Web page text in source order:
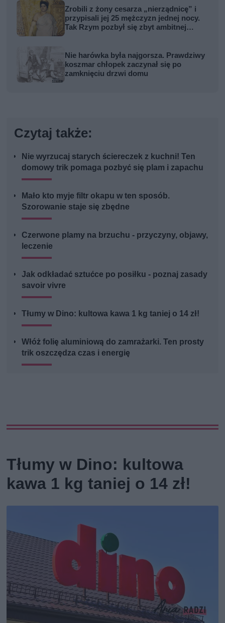
Zrobili z żony cesarza „nierządnicę” i
przypisali jej 25 mężczyzn jednej nocy.
Tak Rzym pozbył się zbyt ambitnej
Nie harówka była najgorsza. Prawdziwy
koszmar chłopek zaczynał się po
zamknięciu drzwi domu
Czytaj także:
Nie wyrzucaj starych ściereczek z kuchni! Ten
domowy trik pomaga pozbyć się plam i zapachu
Mało kto myje filtr okapu w ten sposób.
Szorowanie staje się zbędne
Czerwone plamy na brzuchu - przyczyny, objawy,
leczenie
Jak odkładać sztućce po posiłku - poznaj zasady
savoir vivre
Tłumy w Dino: kultowa kawa 1 kg taniej o 14 zł!
Włóż folię aluminiową do zamrażarki. Ten prosty
trik oszczędza czas i energię
Tłumy w Dino: kultowa
kawa 1 kg taniej o 14 zł!